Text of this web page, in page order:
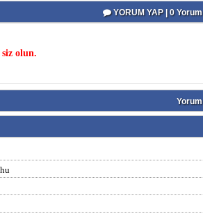
YORUM YAP | 0 Yorum
olun.
Yorum